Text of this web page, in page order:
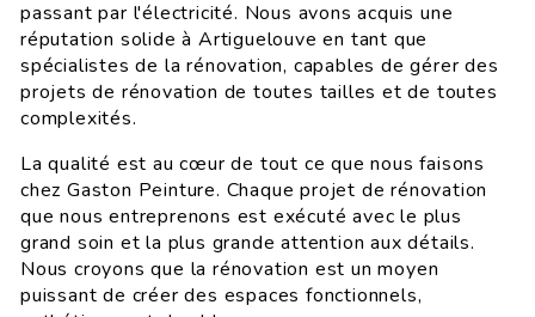
passant par l'électricité. Nous avons acquis une
réputation solide à Artiguelouve en tant que
spécialistes de la rénovation, capables de gérer des
projets de rénovation de toutes tailles et de toutes
complexités.
La qualité est au cœur de tout ce que nous faisons
chez Gaston Peinture. Chaque projet de rénovation
que nous entreprenons est exécuté avec le plus
grand soin et la plus grande attention aux détails.
Nous croyons que la rénovation est un moyen
puissant de créer des espaces fonctionnels,